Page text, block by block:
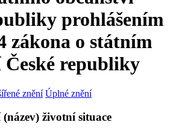
prohlášením
zákona o státním
České republiky
znění Úplné znění
životní situace